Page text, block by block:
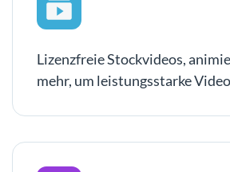
Lizenzfreie Stockvideos,
mehr, um leistungsstarke